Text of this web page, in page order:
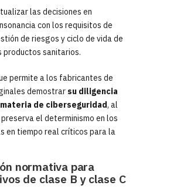
las decisiones en
con los requisitos de
de riesgos y ciclo de vida de
productos sanitarios.
permite a los fabricantes de
demostrar su diligencia
de ciberseguridad, al
el determinismo en los
en tiempo real críticos para la
normativa para
de clase B y clase C